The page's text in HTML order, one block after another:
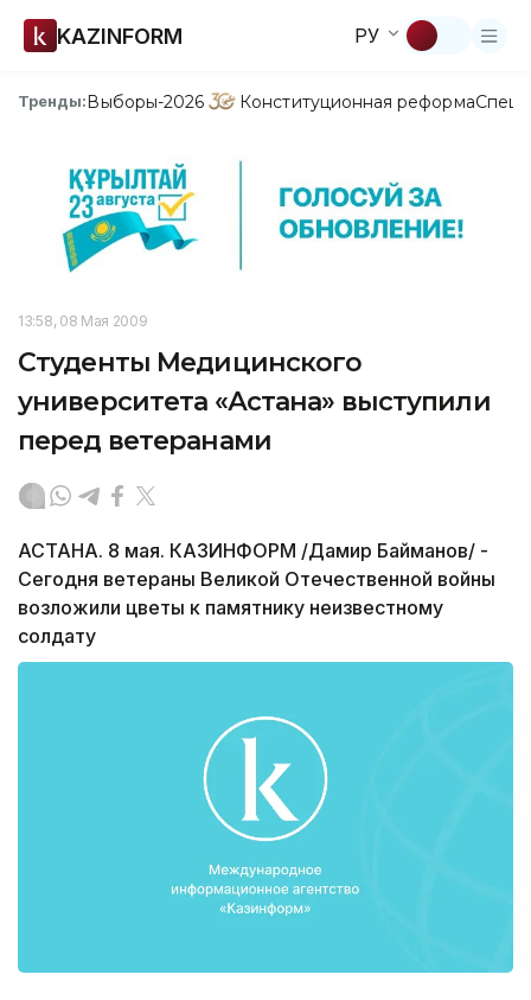
KAZINFORM РУ
Тренды:Выборы-2026 Конституционная реформа
13:58, 08 Мая 2009
Студенты Медицинского
университета «Астана» выступили
перед ветеранами
АСТАНА. 8 мая. КАЗИНФОРМ /Дамир Байманов/ -
Сегодня ветераны Великой Отечественной войны
возложили цветы к памятнику неизвестному
солдату